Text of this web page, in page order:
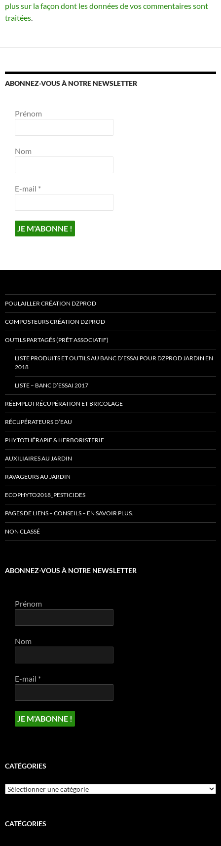
plus sur la façon dont les données de vos commentaires sont
traitées
ABONNEZ-VOUS À NOTRE NEWSLETTER
Prénom
Nom
E-mail *
POULAILLER CRÉATION DZPROD
COMPOSTEURS CRÉATION DZPROD
OUTILS PARTAGÉS (PRÊT ASSOCIATIF)
LISTE PRODUITS ET OUTILS AU BANC D’ESSAI POUR DZPROD JARDIN EN
2018
LISTE – BANC D’ESSAI 2017
RÉEMPLOI RÉCUPÉRATION ET BRICOLAGE
RÉCUPÉRATEURS D’EAU
PHYTOTHÉRAPIE & HERBORISTERIE
AUXILIAIRES AU JARDIN
RAVAGEURS AU JARDIN
ECOPHYTO2018_PESTICIDES
PAGES DE LIENS – CONSEILS – EN SAVOIR PLUS.
NON CLASSÉ
ABONNEZ-VOUS À NOTRE NEWSLETTER
Prénom
Nom
E-mail *
CATÉGORIES
Catégories
CATÉGORIES